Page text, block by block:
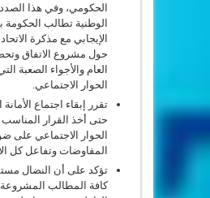
الحكومي، وفي هذا الصدد
الوطنية تطالب الحكومة
الإيجابي مع مذكرة
حول مشروع الاتفاق
العام والأجواء الصعبة
الحوار الاجتماعي.
تقرر إبقاء اجتماع
حتى أخذ القرار المناسب
الحوار الاجتماعي على
المفاوضات وتفاعل كل
تؤكد على أن النضال
كافة المطالب المشروعة